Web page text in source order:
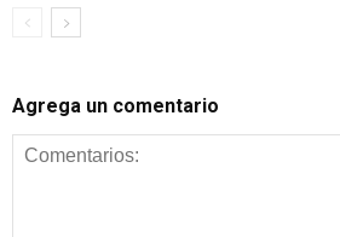
Agrega un comentario